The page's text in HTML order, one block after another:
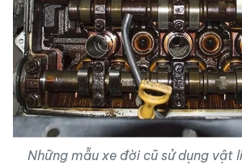
Những mẫu xe đời cũ sử dụng vật